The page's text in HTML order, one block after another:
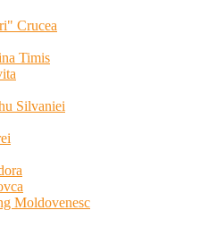
Crucea
Timis
Silvaniei
Moldovenesc